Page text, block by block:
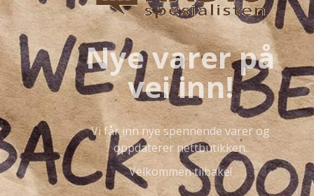
Nye varer på
vei inn!
Vi får inn nye spennende varer og
oppdaterer nettbutikken.
Velkommen tilbake!